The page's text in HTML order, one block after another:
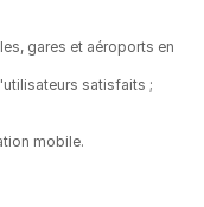
gares et aéroports en
satisfaits ;
mobile.